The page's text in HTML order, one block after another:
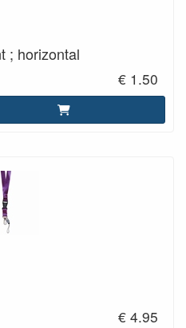
; horizontal
€ 1.50
€ 4.95